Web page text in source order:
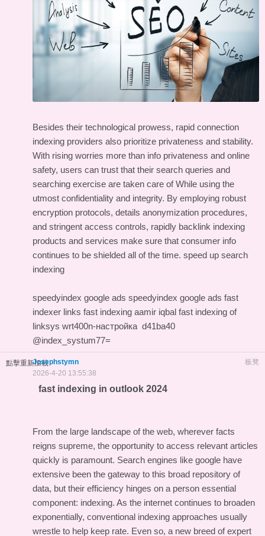
Besides their technological prowess, rapid connection
indexing providers also prioritize privateness and stability.
With rising worries more than info privateness and online
safety, users can trust that their search queries and
searching exercise are taken care of While using the
utmost confidentiality and integrity. By employing robust
encryption protocols, details anonymization procedures,
and stringent access controls, rapidly backlink indexing
products and services make sure that consumer info
continues to be shielded all of the time. speed up search
indexing
speedyindex google ads speedyindex google ads fast
indexer links fast indexing aamir iqbal fast indexing of
linksys wrt400n-настройка d41ba40
@index_systum77=
點擊重新加載 板凳
Josephstymn
2026-4-20 13:55:38
fast indexing in outlook 2024
From the large landscape of the web, wherever facts
reigns supreme, the opportunity to access relevant articles
quickly is paramount. Search engines like google have
extensive been the gateway to this broad repository of
data, but their efficiency hinges on a person essential
component: indexing. As the internet continues to broaden
exponentially, conventional indexing approaches usually
wrestle to help keep rate. Even so, a new breed of expert